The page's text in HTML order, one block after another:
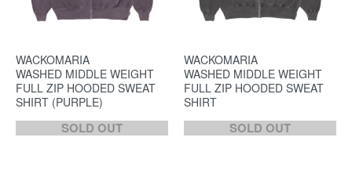
WACKOMARIA
WASHED MIDDLE WEIGHT
FULL ZIP HOODED SWEAT
SHIRT (PURPLE)
SOLD OUT
WACKOMARIA
WASHED MIDDLE WEIGHT
FULL ZIP HOODED SWEAT
SHIRT
SOLD OUT